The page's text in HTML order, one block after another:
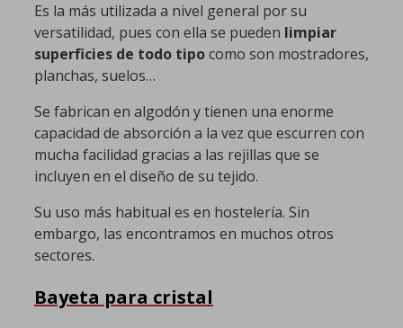
Es la más utilizada a nivel general por su
versatilidad, pues con ella se pueden limpiar
superficies de todo tipocomo son mostradores,
planchas, suelos…
Se fabrican en algodón y tienen una enorme
capacidad de absorción a la vez que escurren con
mucha facilidad gracias a las rejillas que se
incluyen en el diseño de su tejido.
Su uso más habitual es en hostelería. Sin
embargo, las encontramos en muchos otros
sectores.
Bayeta para cristal